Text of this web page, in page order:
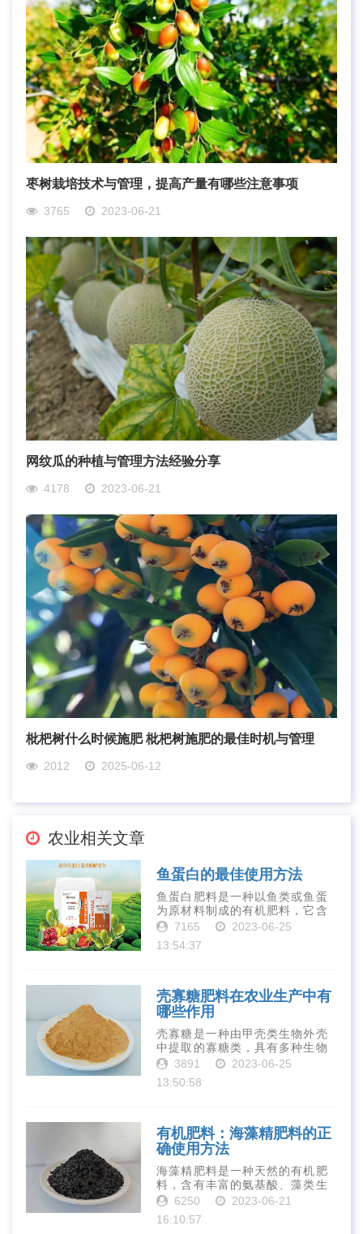
枣树栽培技术与管理，提高产量有哪些注意事项
3765 2023-06-21
网纹瓜的种植与管理方法经验分享
4178 2023-06-21
枇杷树什么时候施肥 枇杷树施肥的最佳时机与管理
2012 2025-06-12
农业相关文章
鱼蛋白的最佳使用方法
鱼蛋白肥料是一种以鱼类或鱼蛋
为原材料制成的有机肥料，它含
有丰富的营养物质，如氮、磷、
元素和植物生长因子。这些营养
7165
2023-06-25
13:54:37
壳寡糖肥料在农业生产中有
哪些作用
壳寡糖是一种由甲壳类生物外壳
中提取的寡糖类，具有多种生物
活性和营养价值。在农业生产
是作为一种新型的有机肥料，壳
3891
2023-06-25
13:50:58
有机肥料：海藻精肥料的正
确使用方法
海藻精肥料是一种天然的有机肥
料，含有丰富的氨基酸、藻类生
长素、维生素、微量元素、蛋白
力、促进植物生长、增强植物抗
6250
2023-06-21
16:10:57